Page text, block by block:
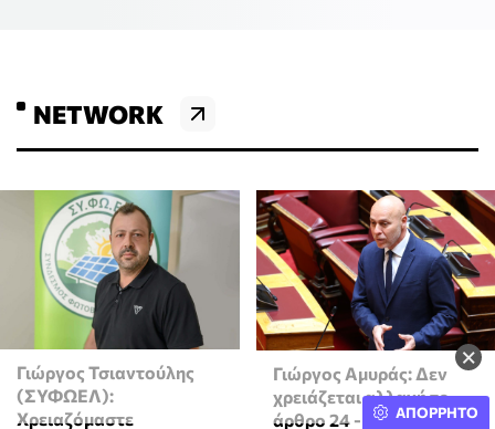
×
NETWORK
Γιώργος Τσιαντούλης
(ΣΥΦΩΕΛ):
Χρειαζόμαστε
Γιώργος Αμυράς: Δεν
χρειάζεται αλλαγή το
άρθρο 24 - Πλήρης η
ΑΠΟΡΡΗΤΟ